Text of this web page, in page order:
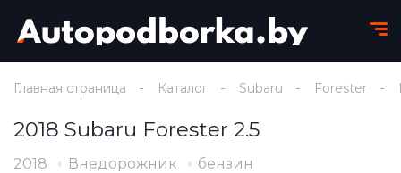
Главная страница Каталог Subaru Forester
2018 Subaru Forester 2.5
2018 Внедорожник бензин